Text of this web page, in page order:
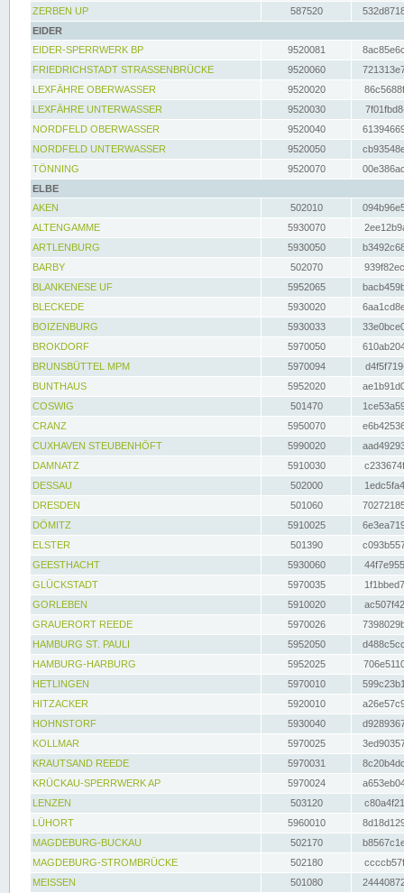
ZERBEN UP
587520
EIDER
EIDER-SPERRWERK BP
9520081
FRIEDRICHSTADT STRASSENBRÜCKE
9520060
LEXFÄHRE OBERWASSER
9520020
LEXFÄHRE UNTERWASSER
9520030
NORDFELD OBERWASSER
9520040
NORDFELD UNTERWASSER
9520050
TÖNNING
9520070
ELBE
AKEN
502010
ALTENGAMME
5930070
ARTLENBURG
5930050
BARBY
502070
BLANKENESE UF
5952065
BLECKEDE
5930020
BOIZENBURG
5930033
BROKDORF
5970050
BRUNSBÜTTEL MPM
5970094
BUNTHAUS
5952020
COSWIG
501470
CRANZ
5950070
CUXHAVEN STEUBENHÖFT
5990020
DAMNATZ
5910030
DESSAU
502000
DRESDEN
501060
DÖMITZ
5910025
ELSTER
501390
GEESTHACHT
5930060
GLÜCKSTADT
5970035
GORLEBEN
5910020
GRAUERORT REEDE
5970026
HAMBURG ST. PAULI
5952050
HAMBURG-HARBURG
5952025
HETLINGEN
5970010
HITZACKER
5920010
HOHNSTORF
5930040
KOLLMAR
5970025
KRAUTSAND REEDE
5970031
KRÜCKAU-SPERRWERK AP
5970024
LENZEN
503120
LÜHORT
5960010
MAGDEBURG-BUCKAU
502170
MAGDEBURG-STROMBRÜCKE
502180
MEISSEN
501080